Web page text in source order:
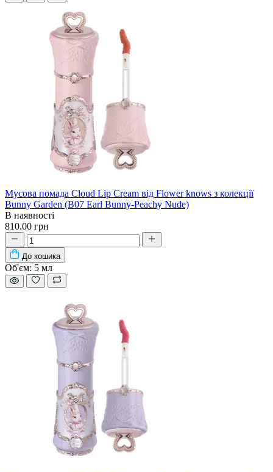
Мусова помада Cloud Lip Cream від Flower knows з колекції
Bunny Garden (B07 Earl Bunny-Peachy Nude)
В наявності
810.00 грн
До кошика
Об'єм: 5 мл